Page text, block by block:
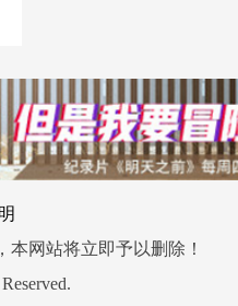
网站将立即予以删除！